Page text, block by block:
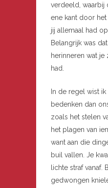
verdeeld, waarbij
ene kant door
jij allemaal had
Belangrijk was
herinneren wat
had.
In de regel wist
bedenken dan
zoals het stelen
het plagen van
want aan die
buil vallen. Je
lichte straf vanaf.
gedwongen